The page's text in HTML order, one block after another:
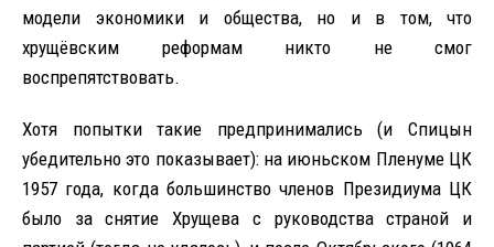
модели экономики и общества, но и в том, что
хрущёвским реформам никто не смог
воспрепятствовать.
Хотя попытки такие предпринимались (и Спицын
убедительно это показывает): на июньском Пленуме ЦК
1957 года, когда большинство членов Президиума ЦК
было за снятие Хрущева с руководства страной и